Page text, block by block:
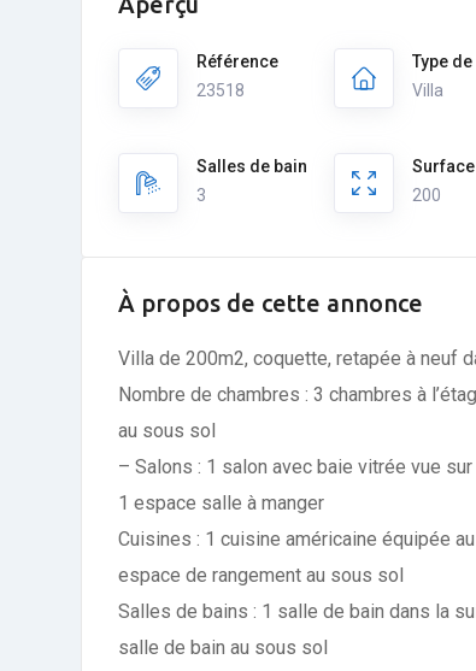
Référence
23518
Type
Villa
Salles de bain
3
Surface
200
À propos de cette annonce
Villa de 200m2, coquette, retapée à neuf
Nombre de chambres : 3 chambres à
au sous sol
– Salons : 1 salon avec baie vitrée vue
1 espace salle à manger
Cuisines : 1 cuisine américaine équipée
espace de rangement au sous sol
Salles de bains : 1 salle de bain dans la
salle de bain au sous sol